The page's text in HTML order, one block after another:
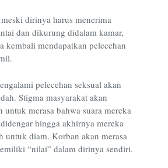
dirinya harus menerima
dan dikurung didalam kamar,
kembali mendapatkan pelecehan
pelecehan seksual akan
Stigma masyarakat akan
merasa bahwa suara mereka
hingga akhirnya mereka
untuk diam. Korban akan merasa
“nilai” dalam dirinya sendiri.